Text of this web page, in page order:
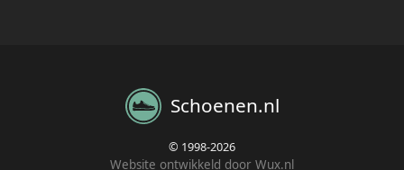
Schoenen.nl
© 1998-2026
Website ontwikkeld door Wux.nl